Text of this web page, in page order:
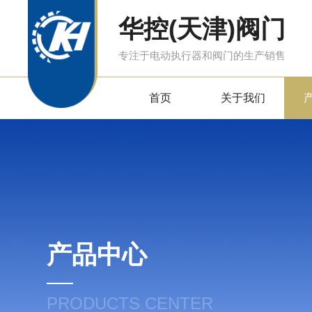
华控(天津)阀门
专注于电动执行器和阀门的生产销售
首页 关于我们
产品中心
PRODUCTS CENTER